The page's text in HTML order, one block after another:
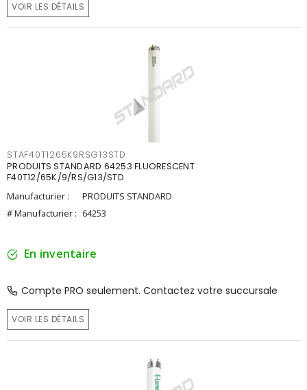
VOIR LES DÉTAILS
STAF40T1265K9RSG13STD
PRODUITS STANDARD 64253 FLUORESCENT
F40T12/65K/9/RS/G13/STD
Manufacturier :
PRODUITS STANDARD
# Manufacturier : 64253
En inventaire
Compte PRO seulement. Contactez votre succursale
VOIR LES DÉTAILS